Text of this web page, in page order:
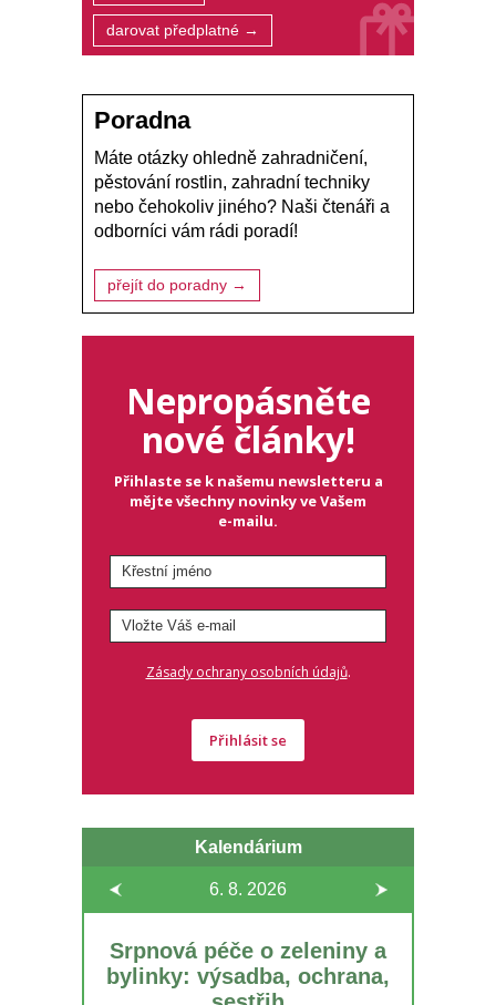
darovat předplatné →
Poradna
Máte otázky ohledně zahradničení,
pěstování rostlin, zahradní techniky
nebo čehokoliv jiného? Naši čtenáři a
odborníci vám rádi poradí!
přejít do poradny →
Nepropásněte
nové články!
Přihlaste se k našemu newsletteru a
mějte všechny novinky ve Vašem
e-mailu.
Zásady ochrany osobních údajů.
Přihlásit se
Kalendárium
6. 8. 2026
Srpnová péče o zeleniny a
bylinky: výsadba, ochrana,